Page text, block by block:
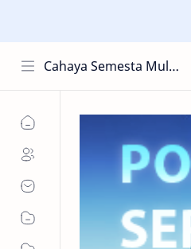
Cahaya Semesta Multimedia